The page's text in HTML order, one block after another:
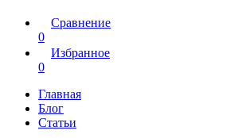
Сравнение
0
Избранное
0
Главная
Блог
Статьи